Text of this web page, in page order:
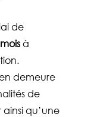
de
à
demeure
de
qu’une